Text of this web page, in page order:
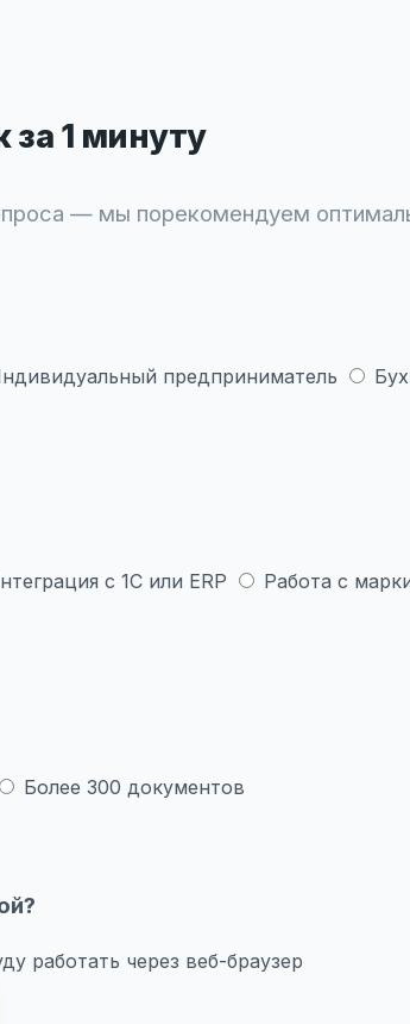
1 минуту
— мы порекомендуем
предприниматель
с 1С или ERP Работа с
Более 300 документов
работать через веб-браузер